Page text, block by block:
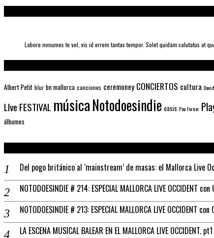
Labore nonumes te vel, vis id errem tantas tempor. Solet quidam salutatus at
Albert Petit blur bn mallorca canciones ceremoney CONCIERTOS cultura
LIve FESTIVAL músicaNotodoesindie oasis Pau Forner
álbumes
Del pogo británico al ‘mainstream’ de masas: el Mallorca Live
NOTODOESINDIE # 214: ESPECIAL MALLORCA LIVE OCCIDENT con
NOTODOESINDIE # 213: ESPECIAL MALLORCA LIVE OCCIDENT
LA ESCENA MUSICAL BALEAR EN EL MALLORCA LIVE OCCIDENT. pt1